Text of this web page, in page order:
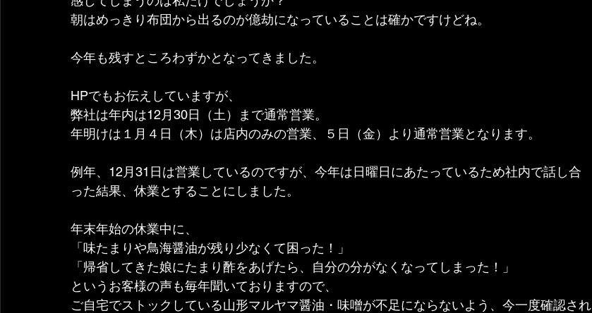
朝はめっきり布団から出るのが億劫になっていることは確かですけどね。
今年も残すところわずかとなってきました。
HPでもお伝えしていますが、
弊社は年内は12月30日（土）まで通常営業。
年明けは１月４日（木）は店内のみの営業、５日（金）より通常営業となります。
例年、12月31日は営業しているのですが、今年は日曜日にあたっているため社内で話し合
った結果、休業とすることにしました。
年末年始の休業中に、
「味たまりや鳥海醤油が残り少なくて困った！」
「帰省してきた娘にたまり酢をあげたら、自分の分がなくなってしまった！」
というお客様の声も毎年聞いておりますので、
ご自宅でストックしている山形マルヤマ醤油・味噌が不足にならないよう、今一度確認され